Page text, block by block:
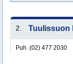
2. Tuulissuon
Puh. (02) 477 2030